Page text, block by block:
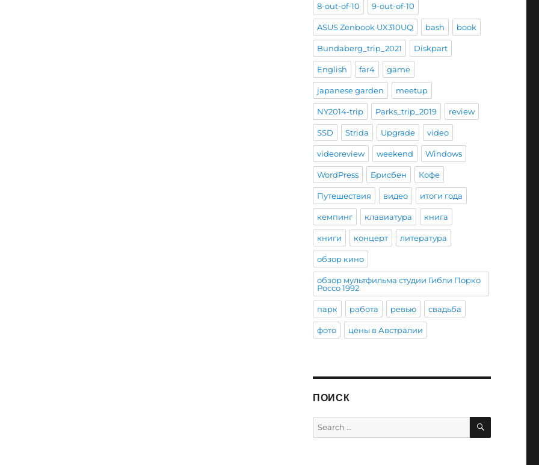
8-out-of-10 9-out-of-10
ASUS Zenbook UX310UQ bash book
Bundaberg_trip_2021 Diskpart
English far4 game
japanese garden meetup
NY2014-trip Parks_trip_2019 review
SSD Strida Upgrade video
videoreview weekend Windows
WordPress Брисбен Кофе
Путешествия видео итоги года
кемпинг клавиатура книга
книги концерт литература
обзор кино
обзор мультфильма студии Гибли Порко
Россо 1992
парк работа ревью свадьба
фото цены в Австралии
ПОИСК
Search
for:
SEARCH